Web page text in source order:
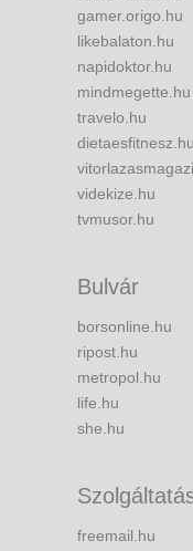
gamer.origo.hu
likebalaton.hu
napidoktor.hu
mindmegette.hu
travelo.hu
dietaesfitnesz.hu
videkize.hu
tvmusor.hu
Bulvár
borsonline.hu
ripost.hu
metropol.hu
life.hu
she.hu
freemail.hu